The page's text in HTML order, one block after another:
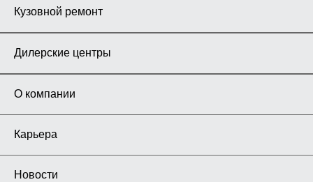
Кузовной ремонт
Дилерские центры
О компании
Карьера
Новости